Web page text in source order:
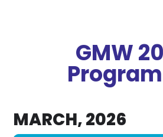
GMW
MARCH, 2026